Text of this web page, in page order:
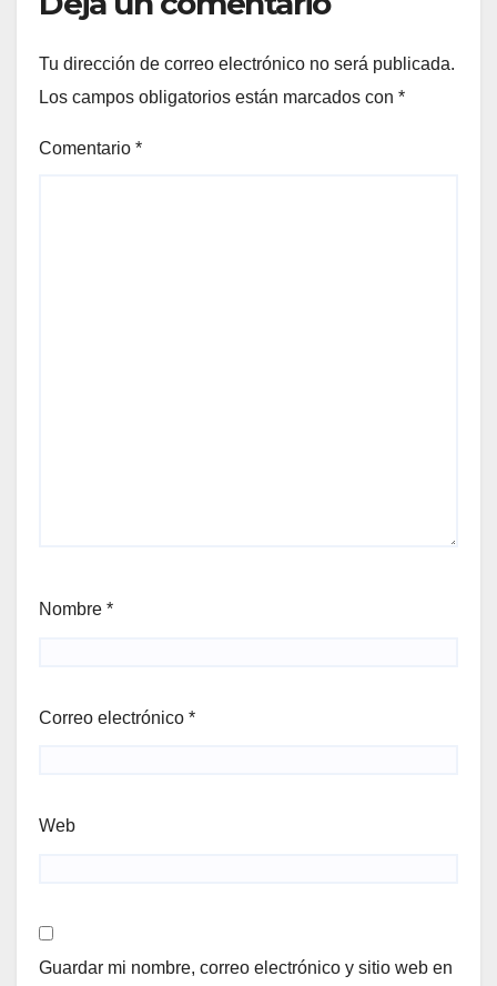
Tu dirección de correo electrónico no será publicada.
Los campos obligatorios están marcados con *
Comentario *
Nombre *
Correo electrónico *
Web
Guardar mi nombre, correo electrónico y sitio web en